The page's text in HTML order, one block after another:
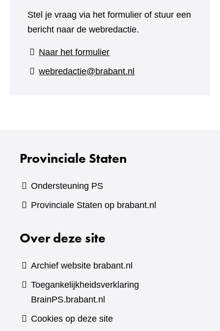
Stel je vraag via het formulier of stuur een
bericht naar de webredactie.
Naar het formulier(verwijst
naar
webredactie@brabant.nl
Provinciale Staten
Ondersteuning PS
Provinciale Staten op brabant.nl
Over deze site
Archief website brabant.nl
Toegankelijkheidsverklaring
BrainPS.brabant.nl
Cookies op deze site